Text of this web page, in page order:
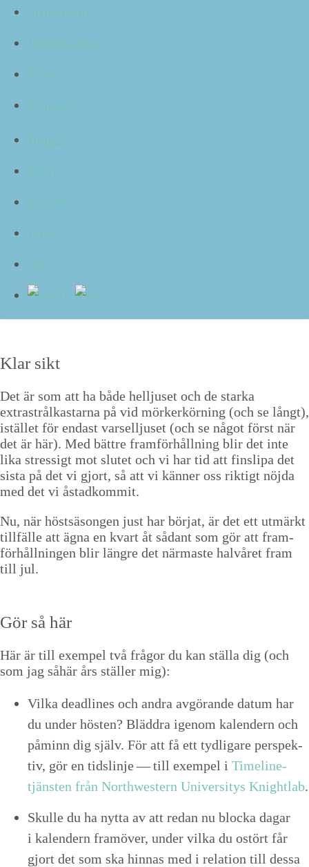
Strukturtips
Föreläsningar
Video
Kontakt
Blogg
Shop
Kunder
Press
Sök
på som van­ligt och upp­täck­er plöt­sligt att något kom­
att det var ett tag kvar, men det var redan nu!
gin­lägget ock­så som ett avs­nitt av
När den är lång, däre­mot, ser vi något när­ma sig på
möte, en resa eller något helt annat som ska ske en
för att vi ska tack­la det kom­mande på ett sta­bilt och
Klar sikt
Det är som att ha både helljuset och de star­ka
extrastrålka­s­tar­na på vid mörk­erkörn­ing (och se långt),
istäl­let för endast varselljuset (och se något först när
det är här). Med bät­tre fram­förhåll­ning blir det inte
lika stres­sigt mot slutet och vi har tid att finsli­pa det
sista på det vi gjort, så att vi kän­ner oss rik­tigt nöj­da
med det vi åstadkommit.
Nu, när höst­sä­songen just har bör­jat, är det ett utmärkt
tillfälle att ägna en kvart åt sådant som gör att fram­
förhåll­nin­gen blir län­gre det när­maste halvåret fram
till jul.
Gör så här
Här är till exem­pel två frå­gor du kan stäl­la dig (och
som jag såhär års ställer mig):
Vil­ka dead­lines och andra avgörande datum har
du under hösten? Bläd­dra igenom kalen­dern och
påminn dig själv. För att få ett tydli­gare per­spek­
tiv, gör en tid­slin­je — till exem­pel i Time­line-
tjän­sten från North­west­ern Uni­ver­si­tys Knight­lab.
Skulle du ha nyt­ta av att redan nu bloc­ka dagar
i kalen­dern framöver, under vil­ka du ostört får
gjort det som ska hin­nas med i rela­tion till dessa